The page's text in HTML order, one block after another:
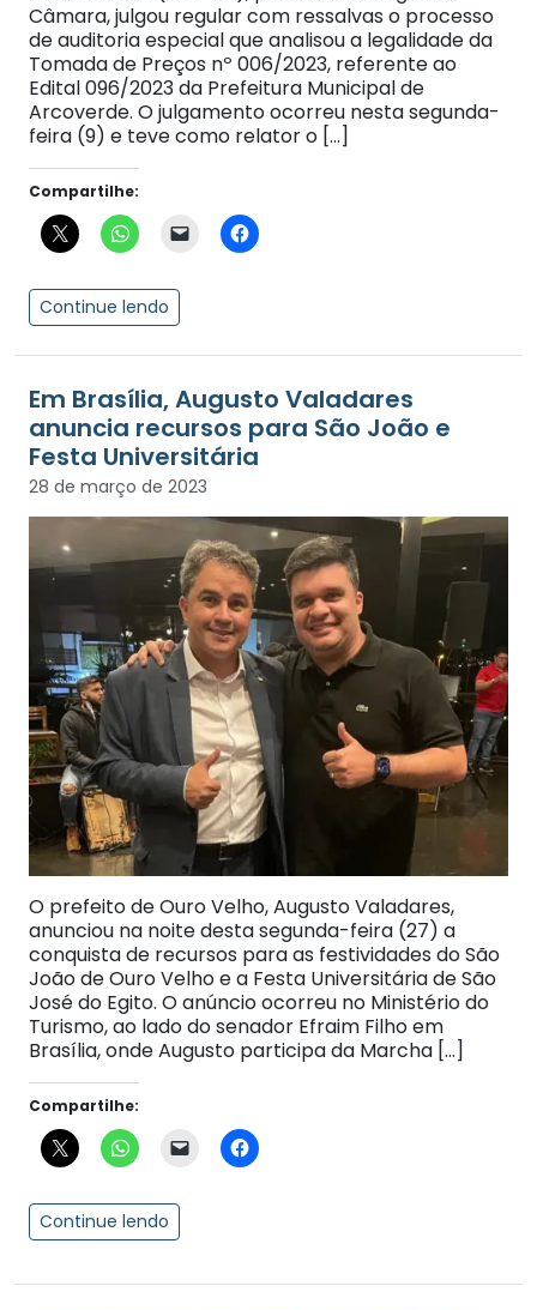
Câmara, julgou regular com ressalvas o processo
de auditoria especial que analisou a legalidade da
Tomada de Preços nº 006/2023, referente ao
Edital 096/2023 da Prefeitura Municipal de
Arcoverde. O julgamento ocorreu nesta segunda-
feira (9) e teve como relator o […]
Compartilhe:
Continue lendo
Em Brasília, Augusto Valadares
anuncia recursos para São João e
Festa Universitária
28 de março de 2023
O prefeito de Ouro Velho, Augusto Valadares,
anunciou na noite desta segunda-feira (27) a
conquista de recursos para as festividades do São
João de Ouro Velho e a Festa Universitária de São
José do Egito. O anúncio ocorreu no Ministério do
Turismo, ao lado do senador Efraim Filho em
Brasília, onde Augusto participa da Marcha […]
Compartilhe:
Continue lendo